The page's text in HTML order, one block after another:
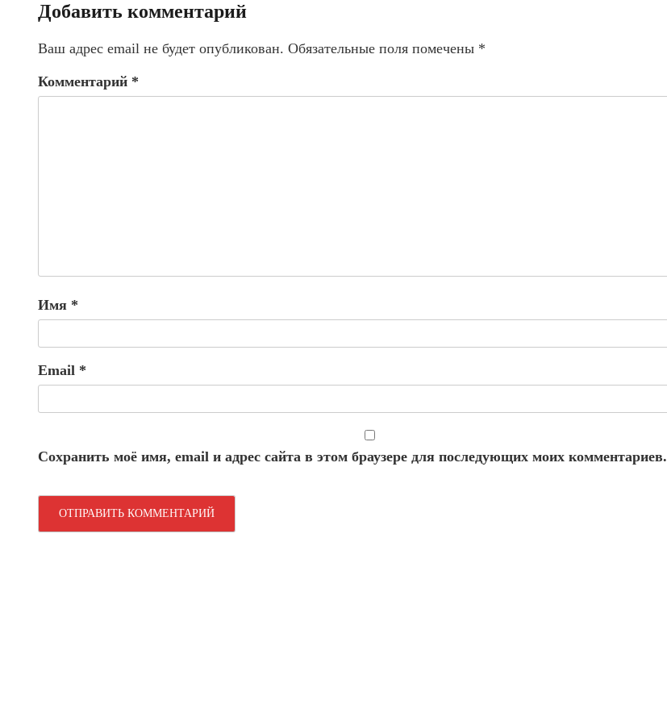
Добавить комментарий
Ваш адрес email не будет опубликован. Обязательные поля помечены *
Комментарий *
Имя *
Email *
Сохранить моё имя, email и адрес сайта в этом браузере для последующих моих комментариев.